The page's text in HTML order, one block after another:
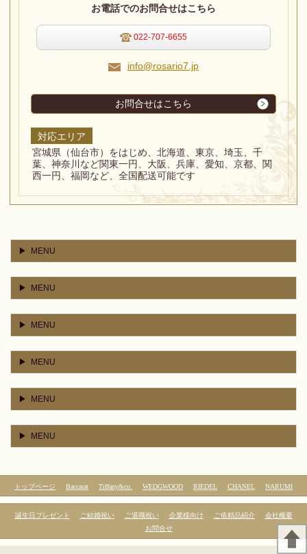
お電話でのお問合せはこちら
022-707-6655
info@rosario7.jp
お問合せはこちら
対応エリア
宮城県（仙台市）をはじめ、北海道、東京、埼玉、千
葉、神奈川など関東一円、大阪、兵庫、愛知、京都、関
西一円、福岡など、全国配送可能です
MENU
MENU
MENU
MENU
MENU
MENU
トップページ Baccarat Tiffany&co. WEDGWOOD RIEDEL CHANEL NARUMI
誕生日プレゼント ご結婚祝い ご退職祝い 企業様向け ご依頼品紹介
会社概要
お問合せ